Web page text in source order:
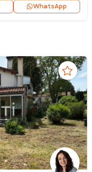
WhatsApp